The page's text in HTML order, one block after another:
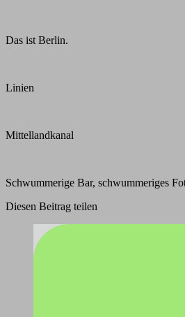
Das ist Berlin.
Linien
Mittellandkanal
Schwummerige Bar, schwummeriges
Diesen Beitrag teilen